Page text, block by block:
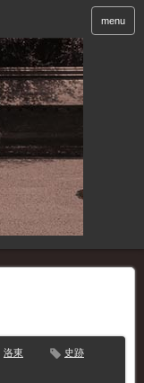
menu
洛東 史跡